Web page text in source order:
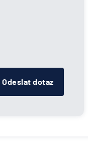
Odeslat dotaz